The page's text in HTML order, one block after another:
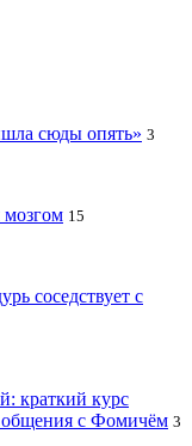
сюды опять» 3
15
соседствует с
краткий курс
с Фомичём 3